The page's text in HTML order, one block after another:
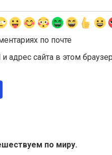
по почте
адрес сайта в этом
по миру.